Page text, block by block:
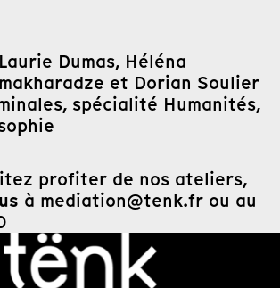
Dumas, Héléna
et Dorian Soulier
spécialité Humanités,
profiter de nos ateliers,
à mediation@tenk.fr ou au